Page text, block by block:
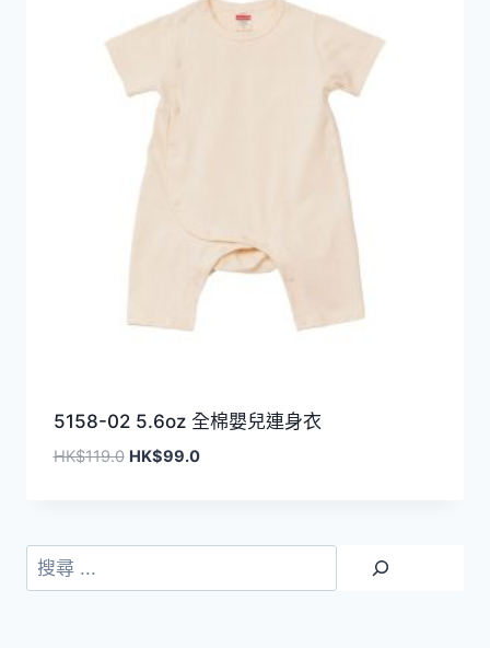
5158-02 5.6oz 全棉嬰兒連身衣
HK$119.0 原
HK$99.0目
搜
尋